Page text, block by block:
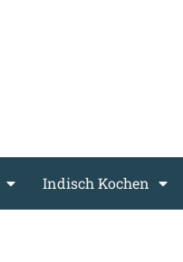
Indisch Kochen